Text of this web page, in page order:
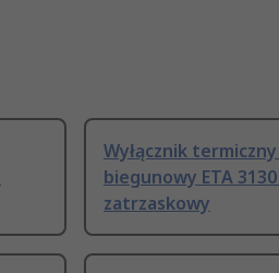
Wyłącznik
biegunowy ETA
zatrzaskowy